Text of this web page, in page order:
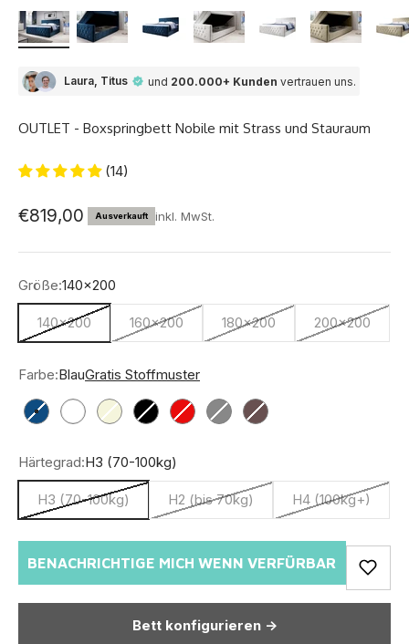
Laura, Titus und 200.000+ Kunden vertrauen uns.
OUTLET - Boxspringbett Nobile mit Strass und Stauraum
(14)
Angebot
€819,00 Ausverkauft inkl. MwSt.
Größe:140x200
140x200 160x200 180x200 200x200
Farbe:BlauGratis Stoffmuster
Blau Weiß BeigeSchwarz
Rot Grau Braun
Härtegrad:H3 (70-100kg)
H3 (70-100kg) H2 (bis 70kg) H4 (100kg+)
BENACHRICHTIGE MICH WENN VERFÜRBAR
Bett konfigurieren ->